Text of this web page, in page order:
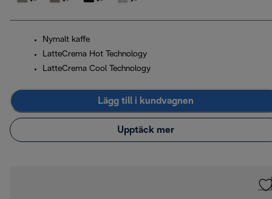
Nymalt kaffe
LatteCrema Hot Technology
LatteCrema Cool Technology
Lägg till i kundvagnen
Upptäck mer